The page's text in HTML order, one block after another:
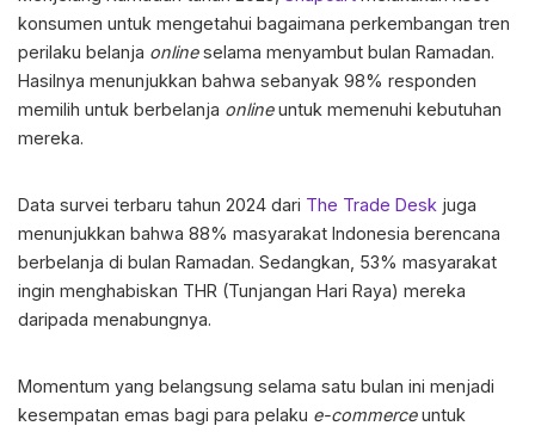
konsumen untuk mengetahui bagaimana perkembangan tren
perilaku belanja onlineselama menyambut bulan Ramadan.
Hasilnya menunjukkan bahwa sebanyak 98% responden
memilih untuk berbelanja onlineuntuk memenuhi kebutuhan
mereka.
Data survei terbaru tahun 2024 dari The Trade Desk juga
menunjukkan bahwa 88% masyarakat Indonesia berencana
berbelanja di bulan Ramadan. Sedangkan, 53% masyarakat
ingin menghabiskan THR (Tunjangan Hari Raya) mereka
daripada menabungnya.
Momentum yang belangsung selama satu bulan ini menjadi
kesempatan emas bagi para pelaku e-commerceuntuk